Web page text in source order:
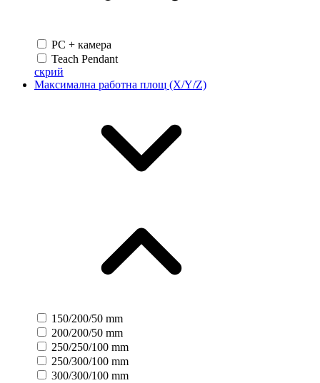
PC + камера
Teach Pendant
скрий
Максимална работна площ (X/Y/Z)
150/200/50 mm
200/200/50 mm
250/250/100 mm
250/300/100 mm
300/300/100 mm